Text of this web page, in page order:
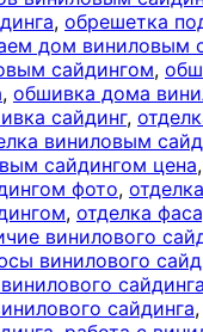
, обрешетка
дом виниловым
сайдингом,
, обшивка дома
сайдинг,
виниловым
сайдингом цена,
фото,
, отделка
винилового
винилового
сайдинга,